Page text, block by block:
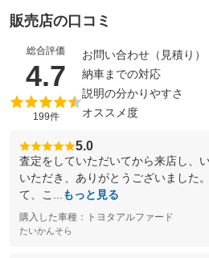
販売店の口コミ
総合評価
4.7 （5点満点
199件
お問い合わせ（見積り）
納車までの対応
説明の分かりやすさ
オススメ度
5.0
査定をしていただいてから来店し、
いただき、ありがとうございました
て、こ...
もっと見る
購入した車種：トヨタアルファード
たいかんそら